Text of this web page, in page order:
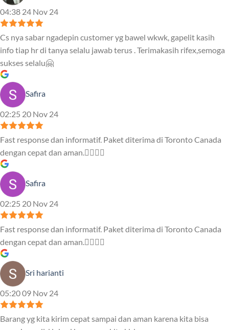
04:38 24 Nov 24
Cs nya sabar ngadepin customer yg bawel wkwk, gapelit kasih
info tiap hr di tanya selalu jawab terus . Terimakasih rifex,semoga
sukses selalu🤗
Safira
02:25 20 Nov 24
Fast response dan informatif. Paket diterima di Toronto Canada
dengan cepat dan aman.👍🏻👍🏻
Safira
02:25 20 Nov 24
Fast response dan informatif. Paket diterima di Toronto Canada
dengan cepat dan aman.👍🏻👍🏻
Sri harianti
05:20 09 Nov 24
Barang yg kita kirim cepat sampai dan aman karena kita bisa